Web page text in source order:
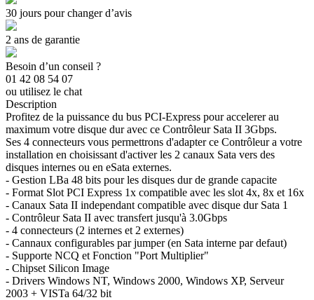
30 jours pour changer d’avis
2 ans de garantie
Besoin d’un conseil ?
01 42 08 54 07
ou utilisez le chat
Description
Profitez de la puissance du bus PCI-Express pour accelerer au
maximum votre disque dur avec ce Contrôleur Sata II 3Gbps.
Ses 4 connecteurs vous permettrons d'adapter ce Contrôleur a votre
installation en choisissant d'activer les 2 canaux Sata vers des
disques internes ou en eSata externes.
- Gestion LBa 48 bits pour les disques dur de grande capacite
- Format Slot PCI Express 1x compatible avec les slot 4x, 8x et 16x
- Canaux Sata II independant compatible avec disque dur Sata 1
- Contrôleur Sata II avec transfert jusqu'à 3.0Gbps
- 4 connecteurs (2 internes et 2 externes)
- Cannaux configurables par jumper (en Sata interne par defaut)
- Supporte NCQ et Fonction "Port Multiplier"
- Chipset Silicon Image
- Drivers Windows NT, Windows 2000, Windows XP, Serveur
2003 + VISTa 64/32 bit